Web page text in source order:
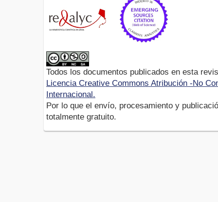
Todos los documentos publicados en esta
Licencia Creative Commons Atribución -No
Internacional.
Por lo que el envío, procesamiento y
totalmente gratuito.